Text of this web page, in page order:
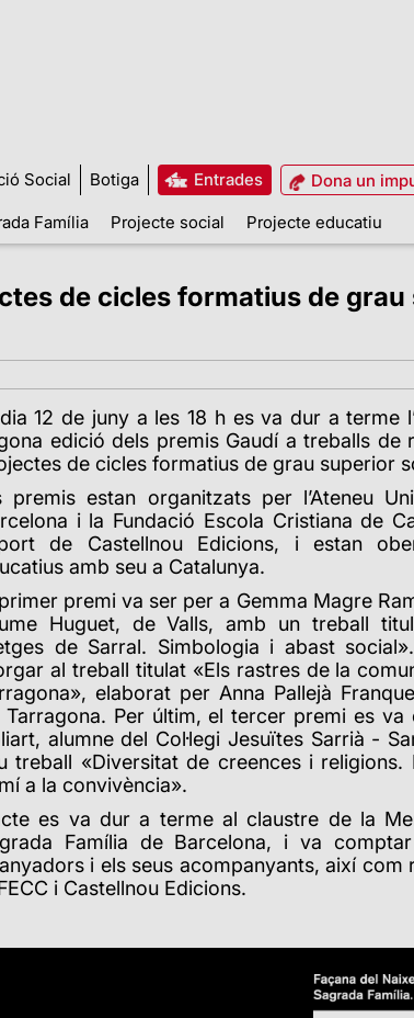
Social Botiga Entrades
Dona un
Família Projecte social Projecte educatiu
de cicles formatius de grau
12 de juny a les 18 h es va dur a terme
edició dels premis Gaudí a treballs de
de cicles formatius de grau superior
premis estan organitzats per l’Ateneu
i la Fundació Escola Cristiana de
de Castellnou Edicions, i estan
amb seu a Catalunya.
premi va ser per a Gemma Magre
Huguet, de Valls, amb un treball
de Sarral. Simbologia i abast
al treball titulat «Els rastres de la
elaborat per Anna Pallejà
Tarragona. Per últim, el tercer premi es va
alumne del Col·legi Jesuïtes Sarrià -
treball «Diversitat de creences i religions.
a la convivència».
es va dur a terme alclaustre de la
Família de Barcelona, i va
i els seus acompanyants, així com
i Castellnou Edicions.